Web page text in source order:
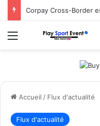
Menu
Accueil / Flux d'actualité
Flux d'actualité